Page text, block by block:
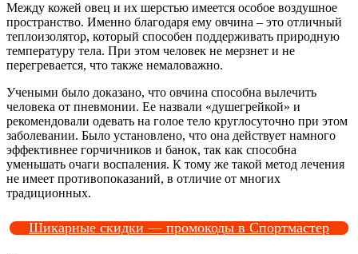
Между кожей овец и их шерстью имеется особое воздушное
пространство. Именно благодаря ему овчина – это отличный
теплоизолятор, который способен поддерживать природную
температуру тела. При этом человек не мерзнет и не
перегревается, что также немаловажно.
Учеными было доказано, что овчина способна вылечить
человека от пневмонии. Ее назвали «душегрейкой» и
рекомендовали одевать на голое тело круглосуточно при этом
заболевании. Было установлено, что она действует намного
эффективнее горчичников и банок, так как способна
уменьшать очаги воспаления. К тому же такой метод лечения
не имеет противопоказаний, в отличие от многих
традиционных.
Шикарные скидки — промокоды в Спортмастер